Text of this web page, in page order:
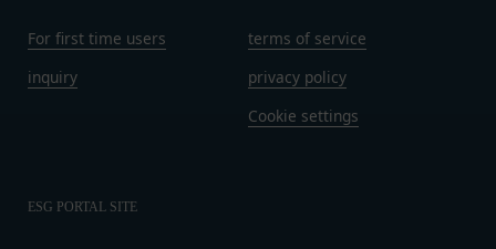
For first time users
inquiry
terms of service
privacy policy
Cookie settings
ESG PORTAL SITE
よび向上
個人を識別できない形式に加工した上での統計
お客さまアンケートの実施
システムメンテナンス、不具合への対応